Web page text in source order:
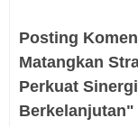
Posting
Matangkan
Perkuat
Berkelanjutan"